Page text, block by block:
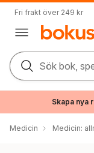
Fri frakt över 249 kr
Sök bok,
Skapa nya
Medicin Medicin: